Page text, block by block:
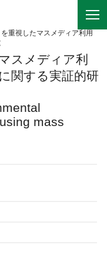
重視したマスメディア利用
スメディア利
関する実証的研
mass